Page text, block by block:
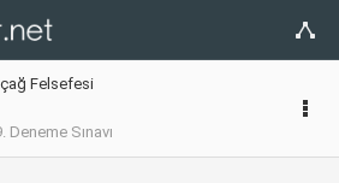
Felsefesi
Sınavı